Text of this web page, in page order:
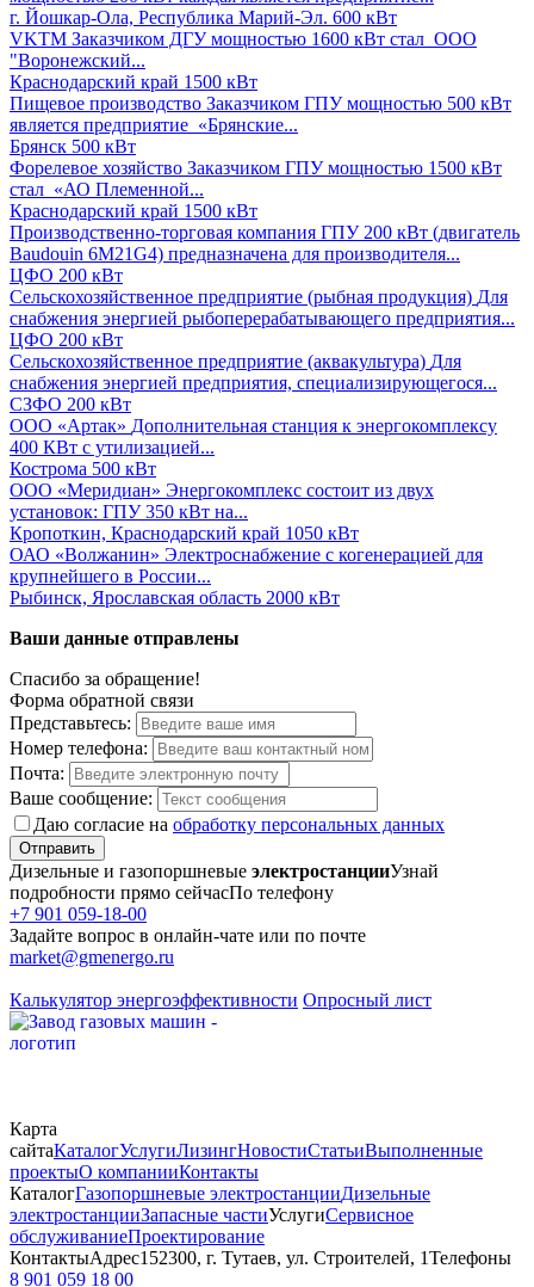
г. Йошкар-Ола, Республика Марий-Эл. 600 кВт
VKTM Заказчиком ДГУ мощностью 1600 кВт стал ООО
"Воронежский...
Краснодарский край 1500 кВт
Пищевое производство Заказчиком ГПУ мощностью 500 кВт
является предприятие «Брянские...
Брянск 500 кВт
Форелевое хозяйство Заказчиком ГПУ мощностью 1500 кВт
стал «АО Племенной...
Краснодарский край 1500 кВт
Производственно-торговая компания ГПУ 200 кВт (двигатель
Baudouin 6M21G4) предназначена для производителя...
ЦФО 200 кВт
Сельскохозяйственное предприятие (рыбная продукция) Для
снабжения энергией рыбоперерабатывающего предприятия...
ЦФО 200 кВт
Сельскохозяйственное предприятие (аквакультура) Для
снабжения энергией предприятия, специализирующегося...
СЗФО 200 кВт
ООО «Артак» Дополнительная станция к энергокомплексу
400 КВт с утилизацией...
Кострома 500 кВт
ООО «Меридиан» Энергокомплекс состоит из двух
установок: ГПУ 350 кВт на...
Кропоткин, Краснодарский край 1050 кВт
ОАО «Волжанин» Электроснабжение с когенерацией для
крупнейшего в России...
Рыбинск, Ярославская область 2000 кВт
Ваши данные отправлены
Спасибо за обращение!
Форма обратной связи
Представьтесь:
Номер телефона:
Почта:
Ваше сообщение:
Даю согласие на обработку персональных данных
Отправить
Дизельные и газопоршневые электростанцииУзнай
подробности прямо сейчасПо телефону
+7 901 059-18-00
Задайте вопрос в онлайн-чате или по почте
market@gmenergo.ru
Калькулятор энергоэффективности Опросный лист
Карта
сайтаКаталогУслугиЛизингНовостиСтатьиВыполненные
проектыО компанииКонтакты
КаталогГазопоршневые электростанцииДизельные
электростанцииЗапасные частиУслугиСервисное
обслуживаниеПроектирование
КонтактыАдрес152300, г. Тутаев, ул. Строителей, 1Телефоны
8 901 059 18 00